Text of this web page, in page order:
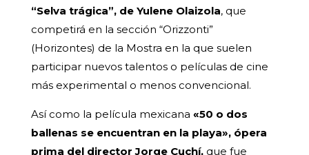
“Selva trágica”, de Yulene Olaizola, que
competirá en la sección “Orizzonti”
(Horizontes) de la Mostra en la que suelen
participar nuevos talentos o películas de cine
más experimental o menos convencional.
Así como la película mexicana «50 o dos
ballenas se encuentran en la playa», ópera
prima del director Jorge Cuchí,que fue